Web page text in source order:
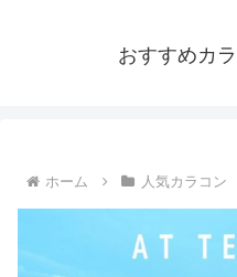
おすすめカ
ホーム 人気カラコン